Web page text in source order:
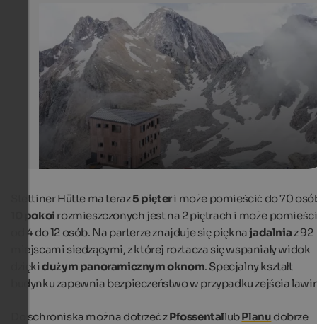
Stettiner Hütte, the refuge blends harmoniously into
landscape.
Stettiner Hütte
Stettiner Hütte ma teraz5 pięteri może pomieścić do 70
10 pokoi rozmieszczonych jest na 2 piętrach i może
od 4 do 12 osób. Na parterze znajduje się pięknajadalnia z 92
miejscami siedzącymi, z której roztacza się wspaniały widok
dziękidużym panoramicznym oknom. Specjalny kształt
budynku zapewnia bezpieczeństwo w przypadku zejścia
Do schroniska można dotrzeć zPfossentallubPlanu dobrze